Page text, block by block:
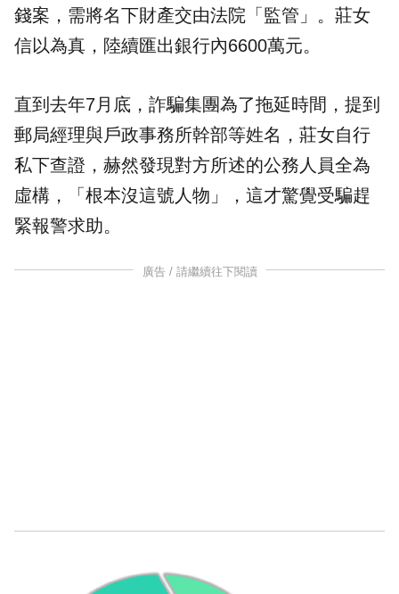
錢案，需將名下財產交由法院「監管」。莊女
信以為真，陸續匯出銀行內6600萬元。
直到去年7月底，詐騙集團為了拖延時間，提到
郵局經理與戶政事務所幹部等姓名，莊女自行
私下查證，赫然發現對方所述的公務人員全為
虛構，「根本沒這號人物」，這才驚覺受騙趕
緊報警求助。
廣告 / 請繼續往下閱讀